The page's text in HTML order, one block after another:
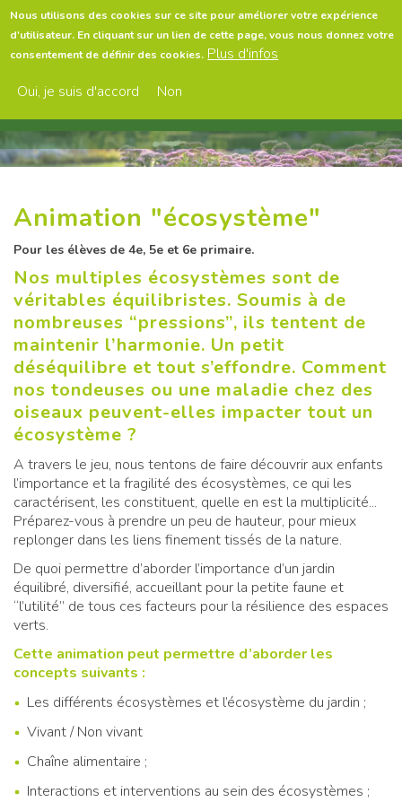
Nous utilisons des cookies sur ce site pour améliorer votre expérience
d'utilisateur. En cliquant sur un lien de cette page, vous nous donnez votre
consentement de définir des cookies. Plus d'infos
Oui, je suis d'accord
Non
Aller
au
contenu
Animation "écosystème"
Pour les élèves de 4e, 5e et 6e primaire.
Nos multiples écosystèmes sont de
véritables équilibristes. Soumis à de
nombreuses “pressions”, ils tentent de
maintenir l’harmonie. Un petit
déséquilibre et tout s’effondre. Comment
nos tondeuses ou une maladie chez des
oiseaux peuvent-elles impacter tout un
écosystème ?
A travers le jeu, nous tentons de faire découvrir aux enfants
l’importance et la fragilité des écosystèmes, ce qui les
caractérisent, les constituent, quelle en est la multiplicité...
Préparez-vous à prendre un peu de hauteur, pour mieux
replonger dans les liens finement tissés de la nature.
De quoi permettre d’aborder l’importance d’un jardin
équilibré, diversifié, accueillant pour la petite faune et
“l’utilité” de tous ces facteurs pour la résilience des espaces
verts.
Cette animation peut permettre d’aborder les
concepts suivants :
Les différents écosystèmes et l’écosystème du jardin ;
Vivant / Non vivant
Chaîne alimentaire ;
Interactions et interventions au sein des écosystèmes ;